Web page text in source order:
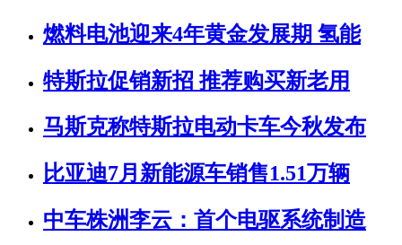
燃料电池迎来4年黄金发展期 氢能
特斯拉促销新招 推荐购买新老用
马斯克称特斯拉电动卡车今秋发布
比亚迪7月新能源车销售1.51万辆
中车株洲李云：首个电驱系统制造